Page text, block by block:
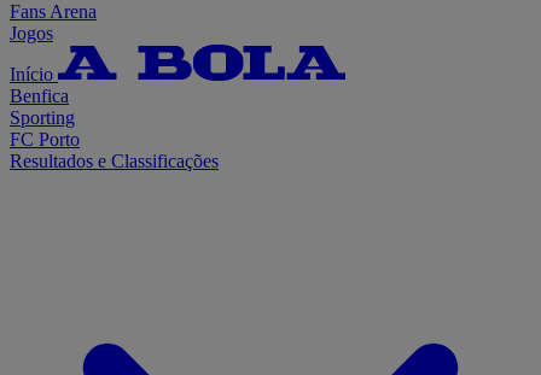
Fans Arena
Jogos
Início
Benfica
Sporting
FC Porto
Resultados e Classificações